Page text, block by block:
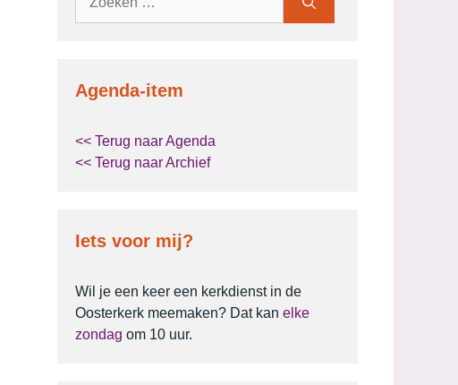
Agenda-item
<< Terug naar Agenda
<< Terug naar Archief
Iets voor mij?
Wil je een keer een kerkdienst in de
Oosterkerk meemaken? Dat kan elke
zondag om 10 uur.